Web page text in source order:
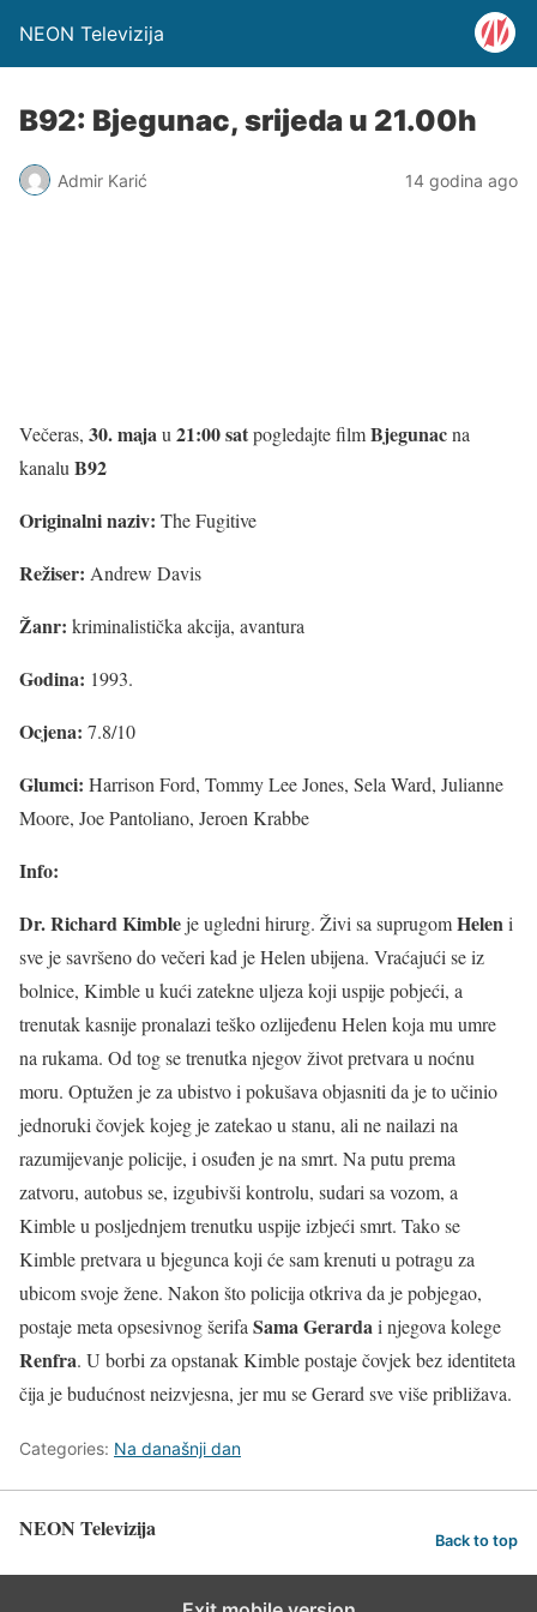
NEON Televizija
B92: Bjegunac, srijeda u 21.00h
Admir Karić 14 godina ago
Večeras, 30. majau 21:00 satpogledajte filmBjegunacna
kanalu B92
Originalni naziv: The Fugitive
Režiser: Andrew Davis
Žanr: kriminalistička akcija, avantura
Godina: 1993.
Ocjena: 7.8/10
Glumci: Harrison Ford, Tommy Lee Jones, Sela Ward, Julianne
Moore, Joe Pantoliano, Jeroen Krabbe
Info:
Dr. Richard Kimbleje ugledni hirurg. Živi sa suprugomHeleni
sve je savršeno do večeri kad je Helen ubijena. Vraćajući se iz
bolnice, Kimble u kući zatekne uljeza koji uspije pobjeći, a
trenutak kasnije pronalazi teško ozlijeđenu Helen koja mu umre
na rukama. Od tog se trenutka njegov život pretvara u noćnu
moru. Optužen je za ubistvo i pokušava objasniti da je to učinio
jednoruki čovjek kojeg je zatekao u stanu, ali ne nailazi na
razumijevanje policije, i osuđen je na smrt. Na putu prema
zatvoru, autobus se, izgubivši kontrolu, sudari sa vozom, a
Kimble u posljednjem trenutku uspije izbjeći smrt. Tako se
Kimble pretvara u bjegunca koji će sam krenuti u potragu za
ubicom svoje žene. Nakon što policija otkriva da je pobjegao,
postaje meta opsesivnog šerifa Sama Gerardai njegova kolege
Renfra. U borbi za opstanak Kimble postaje čovjek bez identiteta
čija je budućnost neizvjesna, jer mu se Gerard sve više približava.
Categories: Na današnji dan
NEON Televizija Back to top